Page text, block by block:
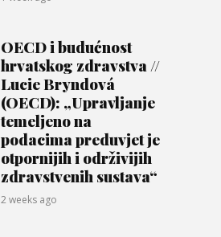
OECD i budućnost
hrvatskog zdravstva //
Lucie Bryndová
(OECD): „Upravljanje
temeljeno na
podacima preduvjet je
otpornijih i održivijih
zdravstvenih sustava“
2 weeks ago